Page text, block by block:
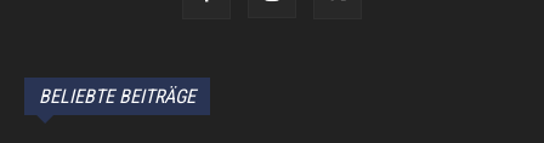
BELIEBTE BEITRÄGE